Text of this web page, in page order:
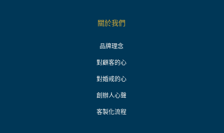
關於我們
品牌理念
對顧客的心
對婚戒的心
創辦人心聲
客製化流程